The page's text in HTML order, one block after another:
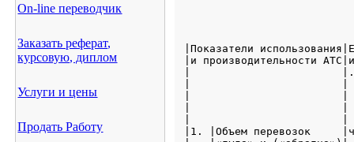
On-line переводчик
Заказать реферат,
курсовую, диплом
Услуги и цены
Продать Работу